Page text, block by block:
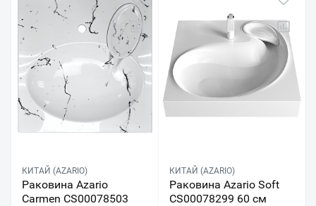
КИТАЙ (AZARIO)
Раковина Azario
Carmen CS00078503
КИТАЙ (AZARIO)
Раковина Azario Soft
CS00078299 60 см